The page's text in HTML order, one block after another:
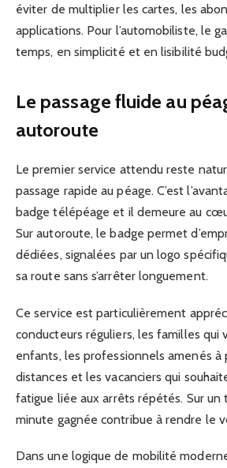
éviter de multiplier les cartes, les
applications. Pour l’automobiliste, le
temps, en simplicité et en lisibilité
Le passage fluide au
autoroute
Le premier service attendu reste
passage rapide au péage. C’est
badge télépéage et il demeure au
Sur autoroute, le badge permet
dédiées, signalées par un logo
sa route sans s’arrêter longuement.
Ce service est particulièrement
conducteurs réguliers, les familles qui
enfants, les professionnels amenés à
distances et les vacanciers qui
fatigue liée aux arrêts répétés. Sur un
minute gagnée contribue à rendre le
Dans une logique de mobilité